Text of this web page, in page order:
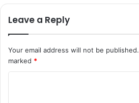
Leave a Reply
Your email address will not be published.
marked *